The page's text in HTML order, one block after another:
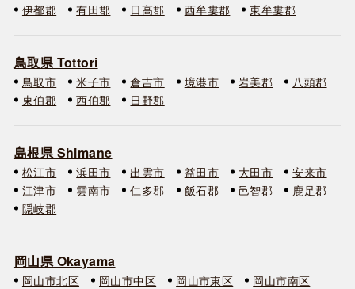
伊都郡
有田郡 日高郡 西牟婁郡 東牟婁郡
鳥取県 Tottori
鳥取市 米子市 倉吉市 境港市 岩美郡
八頭郡
東伯郡
西伯郡 日野郡
島根県 Shimane
松江市 浜田市 出雲市 益田市 大田市
安来市
江津市
雲南市 仁多郡 飯石郡 邑智郡
鹿足郡
隠岐郡
岡山県 Okayama
岡山市北区 岡山市中区 岡山市東区
岡山市南区